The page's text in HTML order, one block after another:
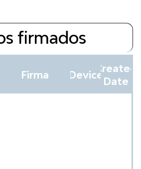
firmados
Firma Device
Created
Date